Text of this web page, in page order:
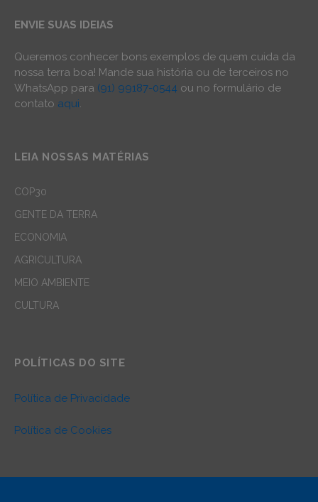
ENVIE SUAS IDEIAS
Queremos conhecer bons exemplos de quem cuida da
nossa terra boa! Mande sua história ou de terceiros no
WhatsApp para (91) 99187-0544 ou no formulário de
contato aqui.
LEIA NOSSAS MATÉRIAS
COP30
GENTE DA TERRA
ECONOMIA
AGRICULTURA
MEIO AMBIENTE
CULTURA
POLÍTICAS DO SITE
Política de Privacidade
Política de Cookies